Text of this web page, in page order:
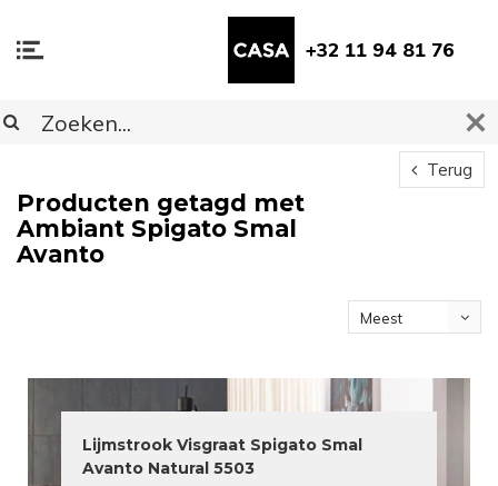
+32 11 94 81 76
Terug
Producten getagd met
Ambiant Spigato Smal
Avanto
Meest
Lijmstrook Visgraat Spigato Smal
Avanto Natural 5503